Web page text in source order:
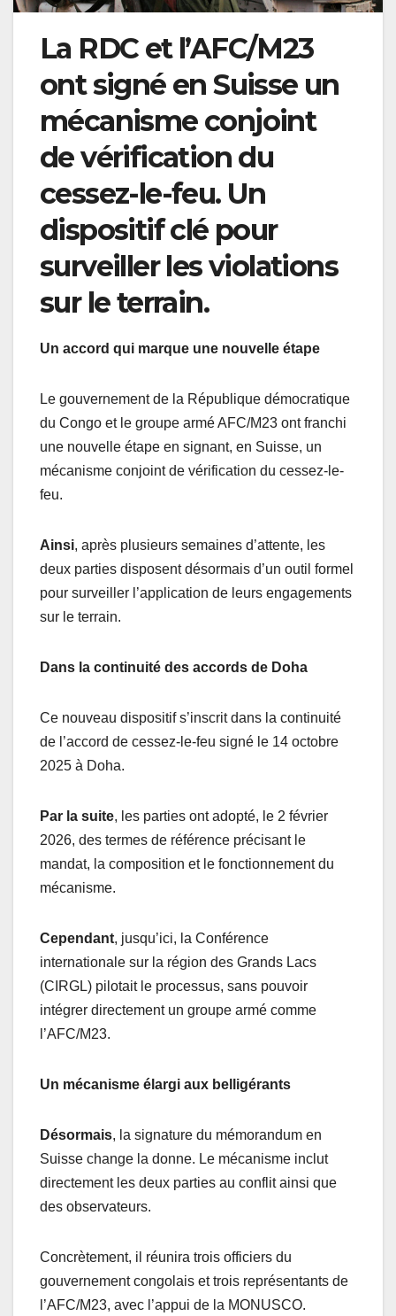
La RDC et l’AFC/M23
ont signé en Suisse un
mécanisme conjoint
de vérification du
cessez-le-feu. Un
dispositif clé pour
surveiller les violations
sur le terrain.
Un accord qui marque une nouvelle étape
Le gouvernement de la République démocratique
du Congo et le groupe armé AFC/M23 ont franchi
une nouvelle étape en signant, en Suisse, un
mécanisme conjoint de vérification du cessez-le-
feu.
Ainsi, après plusieurs semaines d’attente, les
deux parties disposent désormais d’un outil formel
pour surveiller l’application de leurs engagements
sur le terrain.
Dans la continuité des accords de Doha
Ce nouveau dispositif s’inscrit dans la continuité
de l’accord de cessez-le-feu signé le 14 octobre
2025 à Doha.
Par la suite, les parties ont adopté, le 2 février
2026, des termes de référence précisant le
mandat, la composition et le fonctionnement du
mécanisme.
Cependant, jusqu’ici, la Conférence
internationale sur la région des Grands Lacs
(CIRGL) pilotait le processus, sans pouvoir
intégrer directement un groupe armé comme
l’AFC/M23.
Un mécanisme élargi aux belligérants
Désormais, la signature du mémorandum en
Suisse change la donne. Le mécanisme inclut
directement les deux parties au conflit ainsi que
des observateurs.
Concrètement, il réunira trois officiers du
gouvernement congolais et trois représentants de
l’AFC/M23, avec l’appui de la MONUSCO.